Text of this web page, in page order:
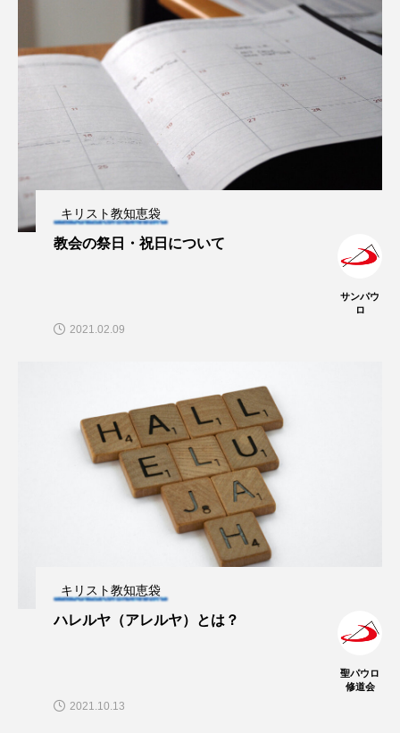
キリスト教知恵袋
教会の祭日・祝日について
サンパウ
ロ
2021.02.09
キリスト教知恵袋
ハレルヤ（アレルヤ）とは？
聖パウロ
修道会
2021.10.13